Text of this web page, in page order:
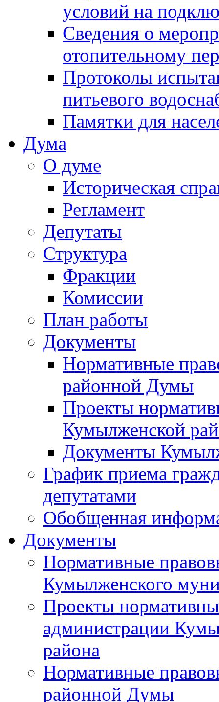
условий на
Сведения о
отопительному
Протоколы
питьевого
Памятки для
Дума
О думе
Историческая
Регламент
Депутаты
Структура
Фракции
Комиссии
План работы
Документы
Нормативные
районной Думы
Проекты
Кумылженской
Документы
График приема
депутатами
Обобщенная
Документы
Нормативные
Кумылженского
Проекты
администрации
района
Нормативные
районной Думы